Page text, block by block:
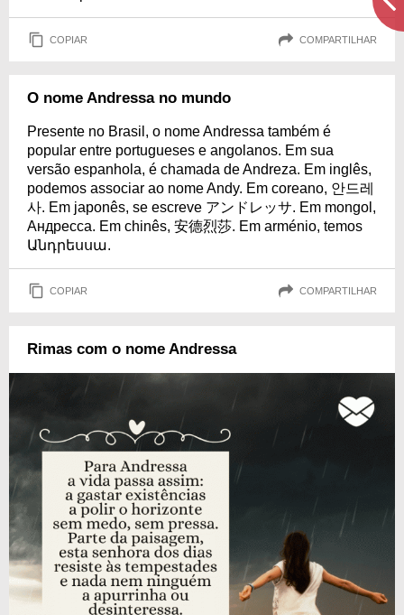
COPIAR COMPARTILHAR
O nome Andressa no mundo
Presente no Brasil, o nome Andressa também é
popular entre portugueses e angolanos. Em sua
versão espanhola, é chamada de Andreza. Em inglês,
podemos associar ao nome Andy. Em coreano, 안드레
사. Em japonês, se escreve アンドレッサ. Em mongol,
Андресса. Em chinês, 安德烈莎. Em arménio, temos
Անդրեսսա.
COPIAR COMPARTILHAR
Rimas com o nome Andressa